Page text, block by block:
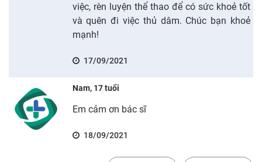
việc, rèn luyện thể thao để có sức khoẻ tốt
và quên đi việc thủ dâm. Chúc bạn khoẻ
mạnh!
17/09/2021
Nam, 17 tuổi
Em cảm ơn bác sĩ
18/09/2021